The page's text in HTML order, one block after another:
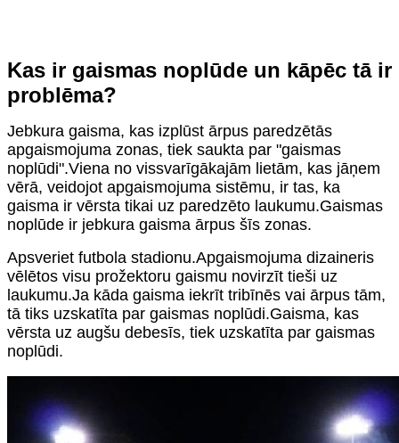
Kas ir gaismas noplūde un kāpēc tā ir
problēma?
Jebkura gaisma, kas izplūst ārpus paredzētās
apgaismojuma zonas, tiek saukta par "gaismas
noplūdi".Viena no vissvarīgākajām lietām, kas jāņem
vērā, veidojot apgaismojuma sistēmu, ir tas, ka
gaisma ir vērsta tikai uz paredzēto laukumu.Gaismas
noplūde ir jebkura gaisma ārpus šīs zonas.
Apsveriet futbola stadionu.Apgaismojuma dizaineris
vēlētos visu prožektoru gaismu novirzīt tieši uz
laukumu.Ja kāda gaisma iekrīt tribīnēs vai ārpus tām,
tā tiks uzskatīta par gaismas noplūdi.Gaisma, kas
vērsta uz augšu debesīs, tiek uzskatīta par gaismas
noplūdi.